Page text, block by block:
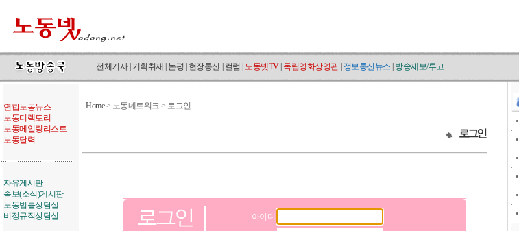
전체기사| 기획취재 논평 현장통신 컬럼 노동넷TV| 독립영화상영관 정보통신뉴스 방송제보/투고
연합노동뉴스
노동디렉토리
노동메일링리스트
노동달력
자유게시판
속보(소식)게시판
노동법률상담실
비정규직상담실
Home> 노동네트워크 > 로그인
로그인
아이디
•
•
•
•
•
•